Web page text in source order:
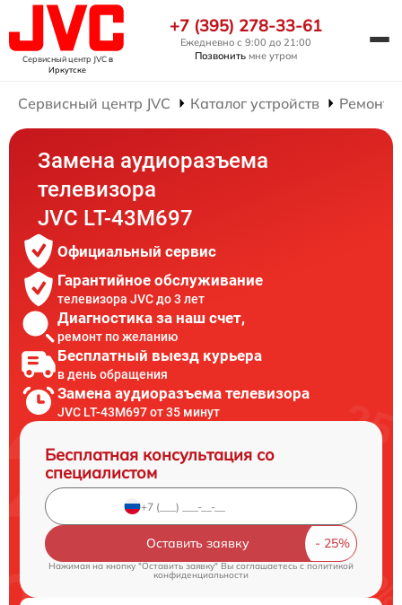
Сервисный центр JVCв
Иркутске
+7 (395) 278-33-61
Ежедневно с 9:00 до 21:00
Позвонить мне утром
Сервисный центр JVC Каталог устройств Ремонт
Замена аудиоразъема
телевизора
JVC LT-43M697
Официальный сервис
Гарантийное обслуживание
телевизора JVC до 3 лет
Диагностика за наш счет,
ремонт по желанию
Бесплатный выезд курьера
в день обращения
Замена аудиоразъема телевизора
JVC LT-43M697 от 35 минут
Бесплатная консультация со
специалистом
Оставить заявку
Нажимая на кнопку "Оставить заявку" Вы соглашаетесь cполитикой
конфиденциальности